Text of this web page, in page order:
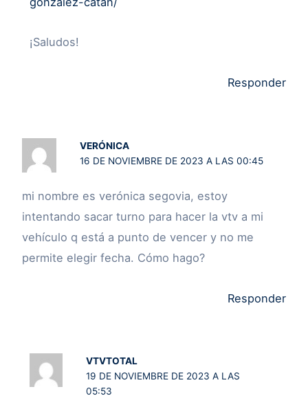
¡Saludos!
Responder
VERÓNICA
16 DE NOVIEMBRE DE 2023 A LAS 00:45
mi nombre es verónica segovia, estoy
intentando sacar turno para hacer la vtv a mi
vehículo q está a punto de vencer y no me
permite elegir fecha. Cómo hago?
Responder
VTVTOTAL
19 DE NOVIEMBRE DE 2023 A LAS
05:53